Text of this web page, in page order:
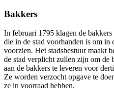
Bakkers
In februari 1795 klagen de
die in de stad voorhanden is om in
voorzien. Het stadsbestuur maakt
de stad verplicht zullen zijn om de
aan de bakkers te leveren voor
Ze worden verzocht opgave te
ze in voorraad hebben.